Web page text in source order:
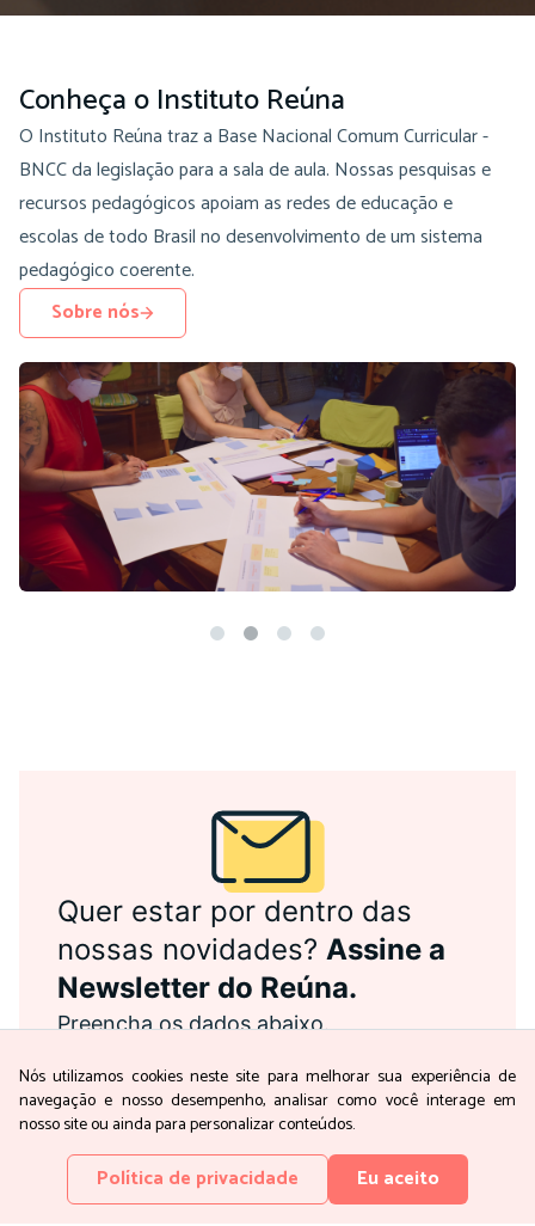
Conheça o Instituto Reúna
O Instituto Reúna traz a Base Nacional Comum Curricular -
BNCC da legislação para a sala de aula. Nossas pesquisas e
recursos pedagógicos apoiam as redes de educação e
escolas de todo Brasil no desenvolvimento de um sistema
pedagógico coerente.
Sobre nós
Quer estar por dentro das
nossas novidades? Assine a
Newsletter do Reúna.
Preencha os dados abaixo.
Nome *
Email *
Concordo com em receber as
comunicações conforme a
privacidade do Reúna
Nós utilizamos cookies neste site para melhorar sua experiência de
navegação e nosso desempenho, analisar como você interage em
nosso site ou ainda para personalizar conteúdos.
Política de privacidade Eu aceito